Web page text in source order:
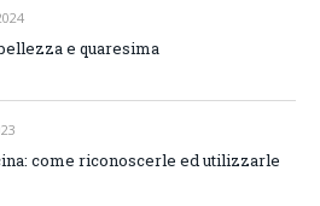
e quaresima
come riconoscerle ed utilizzarle